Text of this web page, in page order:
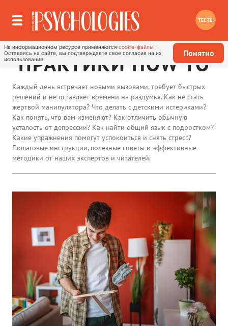
ТЕСТЫ
На информационном ресурсе применяются cookie-файлы
Оставаясь на сайте, вы подтверждаете свое согласие на их
использование.
Понятно
ПРАКТИКИ HOW TO
Каждый день встречает новыми вызовами, требует быстрых
решений и не оставляет времени на раздумья. Как не стать
жертвой манипулятора? Что делать с детскими истериками?
Как понять, что вам изменяют? Как отличить обычную
усталость от депрессии? Как найти общий язык с подростком?
Какие упражнения помогут успокоиться и снять стресс?
Пошаговые инструкции, полезные советы и эффективные
методики от наших экспертов и читателей.